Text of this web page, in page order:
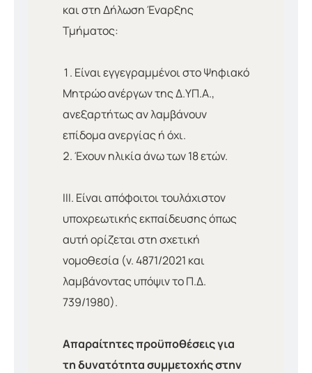
και στη Δήλωση Έναρξης
Τμήματος:
Είναι εγγεγραμμένοι στο Ψηφιακό
Μητρώο ανέργων της Δ.ΥΠ.Α.,
ανεξαρτήτως αν λαμβάνουν
επίδομα ανεργίας ή όχι.
Έχουν ηλικία άνω των 18 ετών.
III. Είναι απόφοιτοι τουλάχιστον
υποχρεωτικής εκπαίδευσης όπως
αυτή ορίζεται στη σχετική
νομοθεσία (ν. 4871/2021 και
λαμβάνοντας υπόψιν το Π.Δ.
739/1980).
Απαραίτητες προϋποθέσεις για
τη δυνατότητα συμμετοχής στην